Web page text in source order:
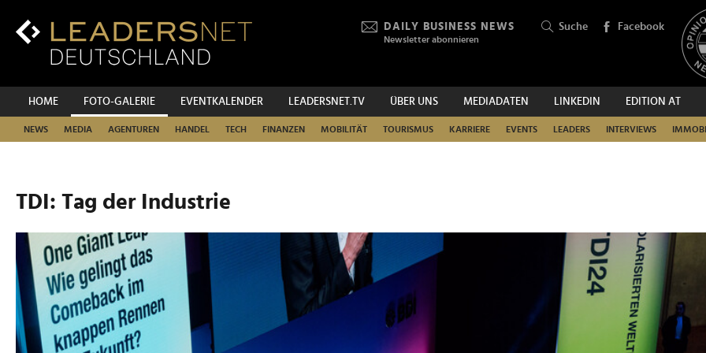
Inhalt
Hauptnavigation
DAILY BUSINESS NEWS
Newsletter abonnieren
Suche Facebook
HOME FOTO-GALERIE EVENTKALENDER LEADERSNET.TV ÜBER UNS MEDIADATEN LINKEDIN EDITION AT
NEWS MEDIA AGENTUREN HANDEL TECH FINANZEN MOBILITÄT TOURISMUS KARRIERE EVENTS LEADERS INTERVIEWS
SUCHEN
TDI: Tag der Industrie